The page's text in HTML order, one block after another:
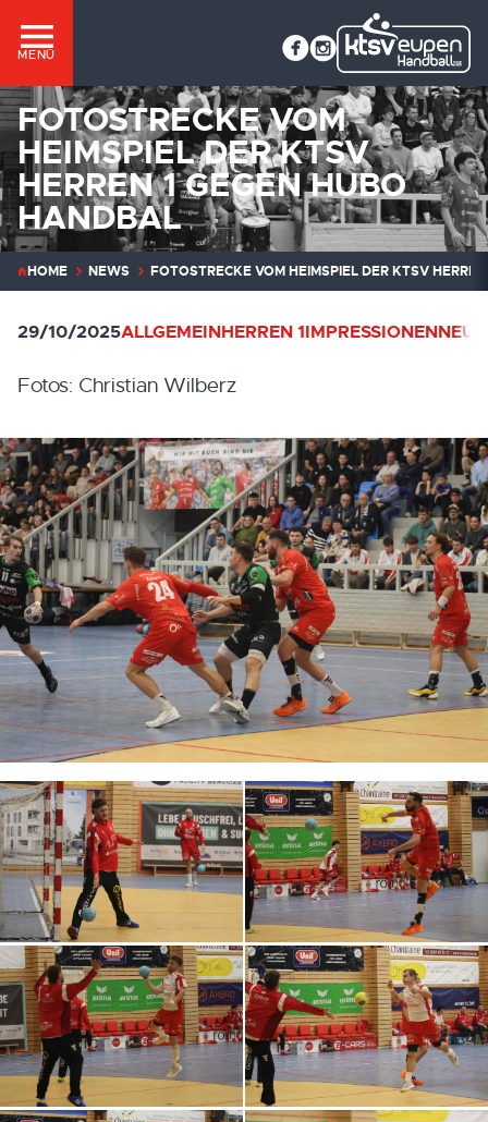
MENÜ
FOTOSTRECKE VOM
HEIMSPIEL DER KTSV
HERREN 1 GEGEN HUBO
HANDBAL
HOME NEWS FOTOSTRECKE VOM HEIMSPIEL DER KTSV
29/10/2025ALLGEMEINHERREN 1IMPRESSIONEN
Fotos: Christian Wilberz